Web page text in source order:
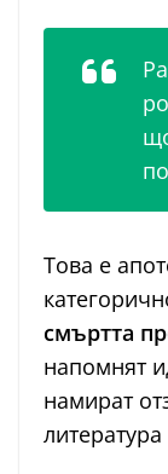
Това е
смъртта
напомнят
намират